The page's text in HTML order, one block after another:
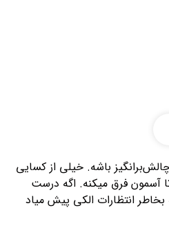
باشه. خیلی از کسایی
تا آسمون فرق میکنه. اگه درست
انتظارات الکی پیش میاد